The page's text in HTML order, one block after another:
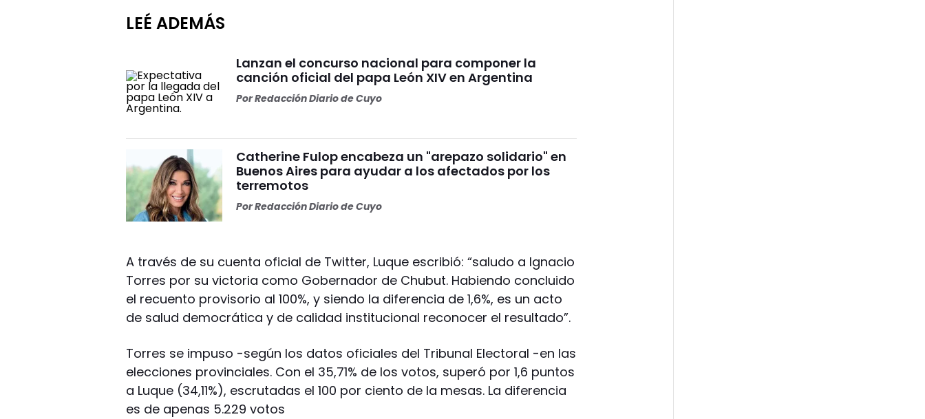
LEÉ ADEMÁS
Lanzan el concurso nacional para componer la
canción oficial del papa León XIV en Argentina
PorRedacción Diario de Cuyo
Catherine Fulop encabeza un "arepazo solidario" en
Buenos Aires para ayudar a los afectados por los
terremotos
PorRedacción Diario de Cuyo
A través de su cuenta oficial de Twitter, Luque escribió: “saludo a Ignacio
Torres por su victoria como Gobernador de Chubut. Habiendo concluido
el recuento provisorio al 100%, y siendo la diferencia de 1,6%, es un acto
de salud democrática y de calidad institucional reconocer el resultado”.
Torres se impuso -según los datos oficiales del Tribunal Electoral -en las
elecciones provinciales. Con el 35,71% de los votos, superó por 1,6 puntos
a Luque (34,11%), escrutadas el 100 por ciento de la mesas. La diferencia
es de apenas 5.229 votos